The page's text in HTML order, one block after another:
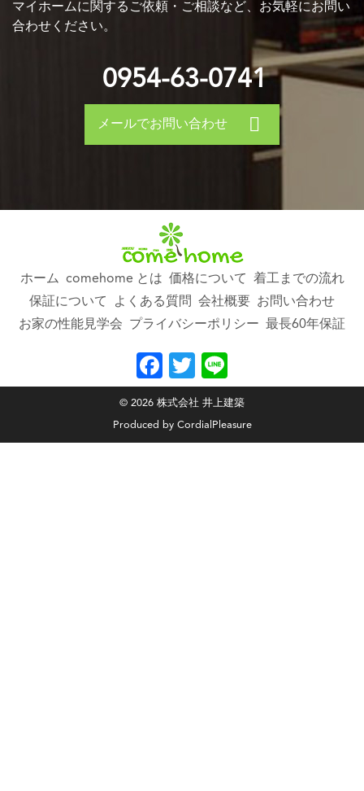
マイホームに関するご依頼・ご相談など、お気軽にお問い
合わせください。
0954-63-0741
メールでお問い合わせ
ホーム comehome とは 価格について
着工までの流れ
保証について
よくある質問 会社概要 お問い合わせ
お家の性能見学会
プライバシーポリシー 最長60年保証
Facebook
Twitter
© 2026 株式会社 井上建築
Produced by CordialPleasure